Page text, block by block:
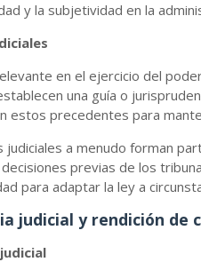
y la subjetividad en la
en el ejercicio del
una guía o
estos precedentes para
a menudo forman
previas de los
para adaptar la ley a
judicial y rendición de